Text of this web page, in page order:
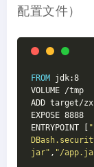
配置文件）
FROM jdk:8
VOLUME /tmp
ADD target/
EXPOSE 8888
ENTRYPOINT [
jar" , "/